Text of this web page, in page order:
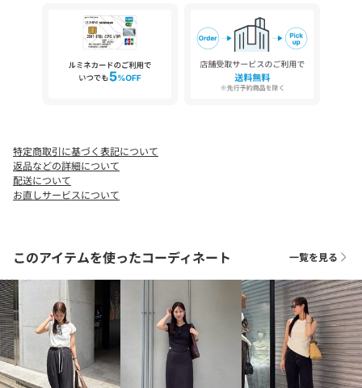
実際の商品と仕様、サイズが若干異なる場合がございま
追加生産商品は、一部の店舗、通販で販売中の場合がござ
います。
納期の違う色・サイズを一緒に購入されますと、納期の遅
い方に合わせての発送となりますので、予めご了承くださ
特定商取引に基づく表記について
返品などの詳細について
配送について
お直しサービスについて
このアイテムを使ったコーディネート 一覧を見る